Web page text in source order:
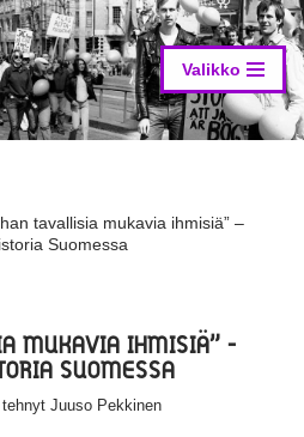
Valikko
tavallisia mukavia ihmisiä” –
Suomessa
MUKAVIA IHMISIÄ” –
SUOMESSA
tehnyt Juuso Pekkinen